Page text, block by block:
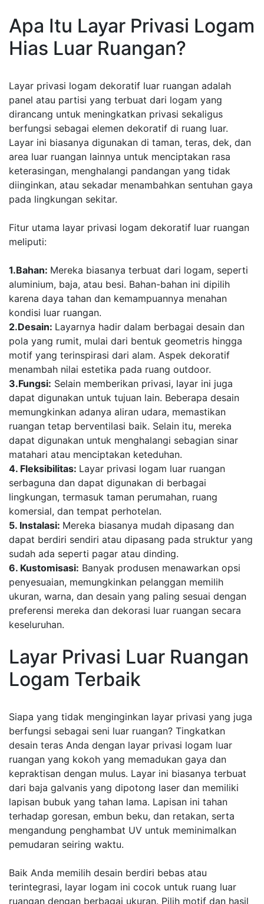
Apa Itu Layar Privasi Logam
Hias Luar Ruangan?
Layar privasi logam dekoratif luar ruangan adalah
panel atau partisi yang terbuat dari logam yang
dirancang untuk meningkatkan privasi sekaligus
berfungsi sebagai elemen dekoratif di ruang luar.
Layar ini biasanya digunakan di taman, teras, dek, dan
area luar ruangan lainnya untuk menciptakan rasa
keterasingan, menghalangi pandangan yang tidak
diinginkan, atau sekadar menambahkan sentuhan gaya
pada lingkungan sekitar.
Fitur utama layar privasi logam dekoratif luar ruangan
meliputi:
1.Bahan: Mereka biasanya terbuat dari logam, seperti
aluminium, baja, atau besi. Bahan-bahan ini dipilih
karena daya tahan dan kemampuannya menahan
kondisi luar ruangan.
2.Desain: Layarnya hadir dalam berbagai desain dan
pola yang rumit, mulai dari bentuk geometris hingga
motif yang terinspirasi dari alam. Aspek dekoratif
menambah nilai estetika pada ruang outdoor.
3.Fungsi: Selain memberikan privasi, layar ini juga
dapat digunakan untuk tujuan lain. Beberapa desain
memungkinkan adanya aliran udara, memastikan
ruangan tetap berventilasi baik. Selain itu, mereka
dapat digunakan untuk menghalangi sebagian sinar
matahari atau menciptakan keteduhan.
4. Fleksibilitas: Layar privasi logam luar ruangan
serbaguna dan dapat digunakan di berbagai
lingkungan, termasuk taman perumahan, ruang
komersial, dan tempat perhotelan.
5. Instalasi: Mereka biasanya mudah dipasang dan
dapat berdiri sendiri atau dipasang pada struktur yang
sudah ada seperti pagar atau dinding.
6. Kustomisasi: Banyak produsen menawarkan opsi
penyesuaian, memungkinkan pelanggan memilih
ukuran, warna, dan desain yang paling sesuai dengan
preferensi mereka dan dekorasi luar ruangan secara
keseluruhan.
Layar Privasi Luar Ruangan
Logam Terbaik
Siapa yang tidak menginginkan layar privasi yang juga
berfungsi sebagai seni luar ruangan? Tingkatkan
desain teras Anda dengan layar privasi logam luar
ruangan yang kokoh yang memadukan gaya dan
kepraktisan dengan mulus. Layar ini biasanya terbuat
dari baja galvanis yang dipotong laser dan memiliki
lapisan bubuk yang tahan lama. Lapisan ini tahan
terhadap goresan, embun beku, dan retakan, serta
mengandung penghambat UV untuk meminimalkan
pemudaran seiring waktu.
Baik Anda memilih desain berdiri bebas atau
terintegrasi, layar logam ini cocok untuk ruang luar
ruangan dengan berbagai ukuran. Pilih motif dan hasil